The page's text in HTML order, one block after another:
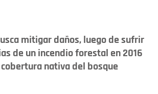
mitigar daños, luego de sufrir
de un incendio forestal en 2016
nativa del bosque